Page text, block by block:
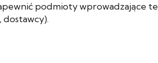
podmioty wprowadzające te